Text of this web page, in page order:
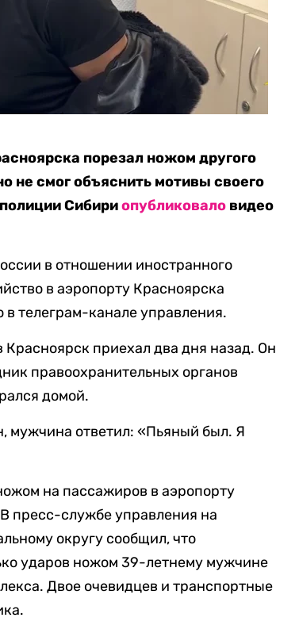
порезал ножом другого
не смог объяснить мотивы своего
Сибириопубликовало видео
в отношении иностранного
в аэропорту Красноярска
в телеграм-канале управления.
приехал два дня назад. Он
правоохранительных органов
домой.
мужчина ответил: «Пьяный был. Я
на пассажиров в аэропорту
пресс-службе управления на
округу сообщил, что
ударов ножом 39-летнему мужчине
Двое очевидцев и транспортные